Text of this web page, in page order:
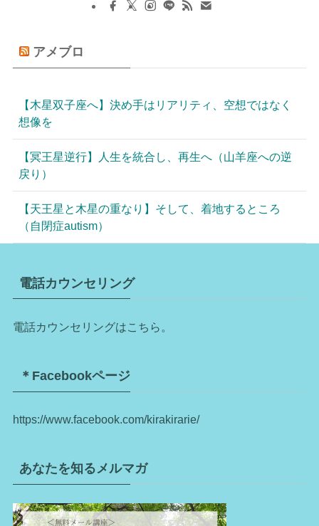
アメブロ
【木星双子座へ】決め手はリアリティ、空想ではなく
想像を
【冥王星逆行】人生を統合し、再生へ（山羊座への逆
戻り）
【天王星と木星の重なり】そして、着地するところ
（自閉症autism）
電話カウンセリング
電話カウンセリングはこちら。
＊Facebookページ
https://www.facebook.com/kirakirarie/
あなたを知るメルマガ